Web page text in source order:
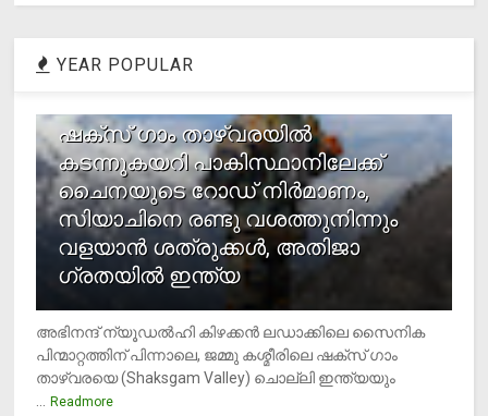
YEAR POPULAR
ഷക്സ് ​ഗാം താഴ്‌വരയിൽ
കടന്നുകയറി പാകിസ്ഥാനിലേക്ക്
ചൈനയുടെ റോഡ് നിർമാണം,
സിയാചിനെ രണ്ടു വശത്തുനിന്നും
വളയാൻ ശത്രുക്കൾ, അതിജാ​
ഗ്രതയിൽ ഇന്ത്യ
അഭിനന്ദ് ന്യൂഡൽഹി കിഴക്കൻ ലഡാക്കിലെ സൈനിക
പിന്മാറ്റത്തിന് പിന്നാലെ, ജമ്മു കശ്മീരിലെ ഷക്സ് ​ഗാം
താഴ്‌വരയെ (Shaksgam Valley) ചൊല്ലി ഇന്ത്യയും
Readmore